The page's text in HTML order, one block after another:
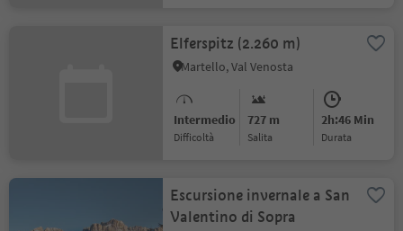
Elferspitz (2.260 m)
Martello, Val Venosta
Intermedio
Difficoltà
727 m
Salita
2h:46 Min
durata
Escursione invernale a San
Valentino di Sopra